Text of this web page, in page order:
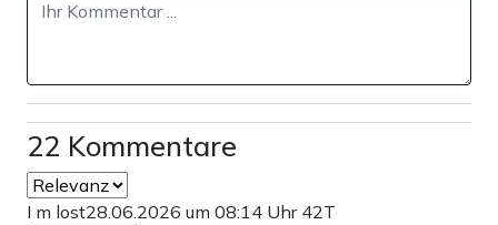
22 Kommentare
I m lost28.06.2026 um 08:14 Uhr 42T